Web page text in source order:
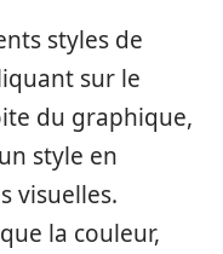
styles de
sur le
du graphique,
style en
visuelles.
la couleur,